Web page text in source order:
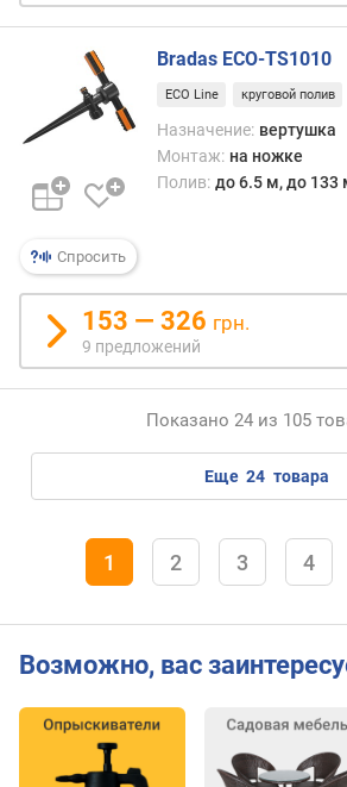
Спросить
Bradas ECO-TS1010
ECO Line круговой полив
Назначение: вертушка
Монтаж: на ножке
Полив: до 6.5 м, до 133
153 — 326 грн.
9 предложений
Показано 24 из 105
еще 24 товара
1 2 3 4
Возможно, вас